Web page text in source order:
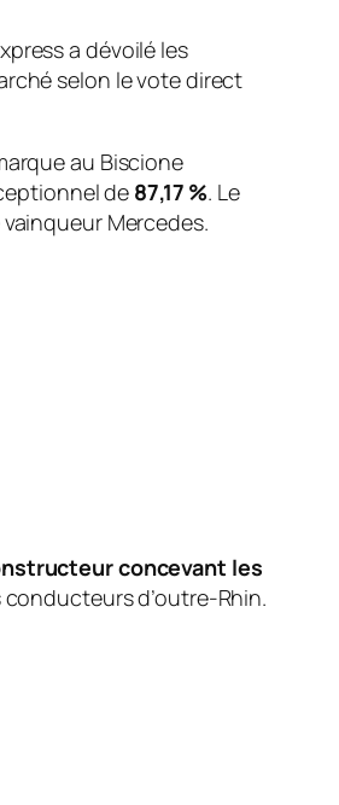
a dévoilé les
selon le vote direct
au Biscione
de 87,17 %. Le
Mercedes.
concevant les
d’outre-Rhin.